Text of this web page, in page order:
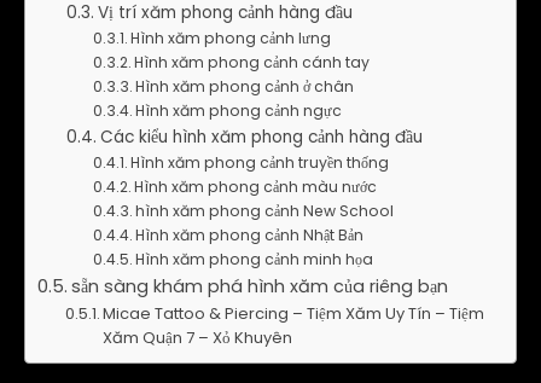
Vị trí xăm phong cảnh hàng đầu
Hình xăm phong cảnh lưng
Hình xăm phong cảnh cánh tay
Hình xăm phong cảnh ở chân
Hình xăm phong cảnh ngực
Các kiểu hình xăm phong cảnh hàng đầu
Hình xăm phong cảnh truyền thống
Hình xăm phong cảnh màu nước
hình xăm phong cảnh New School
Hình xăm phong cảnh Nhật Bản
Hình xăm phong cảnh minh họa
sẵn sàng khám phá hình xăm của riêng bạn
Micae Tattoo & Piercing – Tiệm Xăm Uy Tín – Tiệm
Xăm Quận 7 – Xỏ Khuyên